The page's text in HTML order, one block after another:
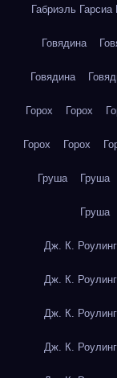
Габриэль
Говядина
Говядина
Горох Горох
Горох Горох
Груша Груша
Груша
Дж. К.
Дж. К.
Дж. К.
Дж. К.